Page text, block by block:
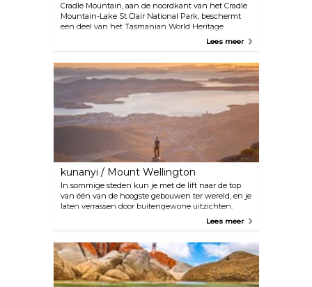
Cradle Mountain, aan de noordkant van het Cradle
Mountain-Lake St Clair National Park, beschermt
een deel van het Tasmanian World Heritage
Wilderness Area. Het omringende landschap is
leefgebied voor dieren in het wild, waaronder
Tasmaanse duivels, buidelmarters, platypus,
echidna en verschillende vogelsoorten. Ga op het
Dove Lake Circuit langs de kustlijn van het meer
voor een aangename, relatief vlakke wandeling van
zes kilometer onder de torenhoge torenspitsen van
Cradle Mountain.
Lees meer
kunanyi / Mount Wellington
In sommige steden kun je met de lift naar de top
van één van de hoogste gebouwen ter wereld, en je
laten verrassen door buitengewone uitzichten.
Hobart hoeft geen wolkenkrabbers te maken. Met
Lees meer